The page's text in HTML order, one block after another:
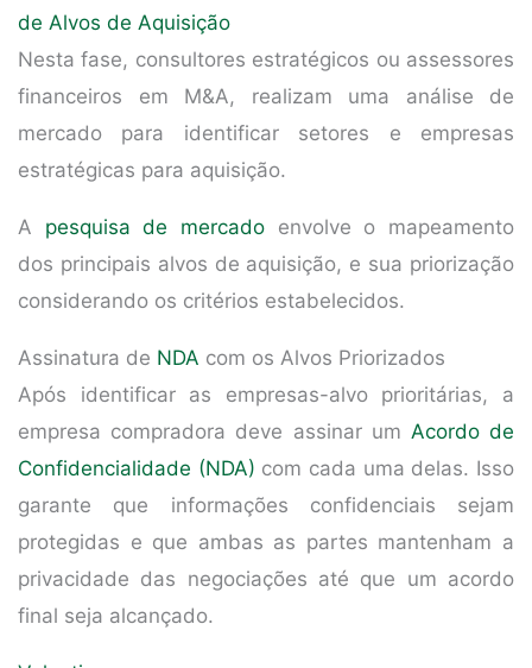
de Alvos de Aquisição
Nesta fase, consultores estratégicos ou assessores
financeiros em M&A, realizam uma análise de
mercado para identificar setores e empresas
estratégicas para aquisição.
A pesquisa de mercado envolve o mapeamento
dos principais alvos de aquisição, e sua priorização
considerando os critérios estabelecidos.
Assinatura de NDA com os Alvos Priorizados
Após identificar as empresas-alvo prioritárias, a
empresa compradora deve assinar um Acordo de
Confidencialidade (NDA) com cada uma delas. Isso
garante que informações confidenciais sejam
protegidas e que ambas as partes mantenham a
privacidade das negociações até que um acordo
final seja alcançado.